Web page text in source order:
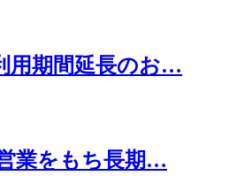
用期間延長のお…
業をもち長期…